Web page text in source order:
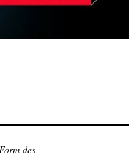
des